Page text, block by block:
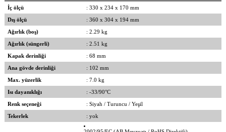
İç ölçü
: 330 x 234 x 170 mm
Dış ölçü
: 360 x 304 x 194 mm
Ağırlık (boş)
: 2.29 kg
Ağırlık (süngerli)
: 2.51 kg
Kapak derinliği
: 68 mm
Ana gövde derinliği
: 102 mm
Max. yüzerlik
: 7.0 kg
Isı dayanıklığı
: -33/90°C
Renk seçeneği
: Siyah / Turuncu / Yeşil
Tekerlek
: yok